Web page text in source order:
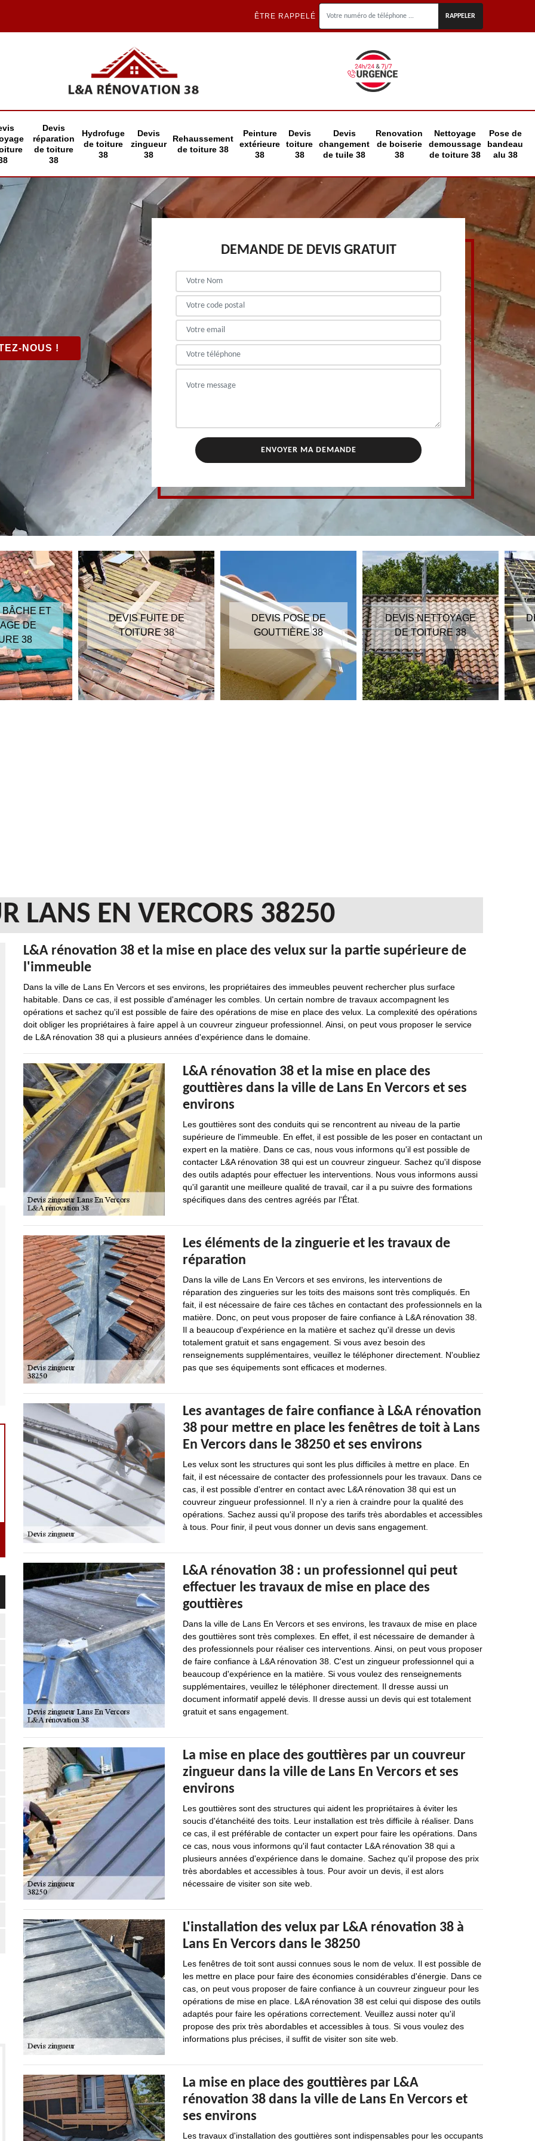
ÊTRE RAPPELÉ
Devis
réparation
de toiture
38
Hydrofuge
de toiture
38
Devis
zingueur
38
Rehaussement
de toiture 38
Peinture
extérieure
38
Devis
toiture
38
Devis
changement
de tuile 38
Renovation
de boiserie
38
Nettoyage
demoussage
de toiture 38
Pose de
bandeau
alu 38
NOUS !
DEMANDE DE DEVIS GRATUIT
BÂCHE ET
DE
38
DEVIS FUITE DE
TOITURE 38
DEVIS POSE DE
GOUTTIÈRE 38
DEVIS NETTOYAGE
DE TOITURE 38
LANS EN VERCORS 38250
L&A rénovation 38 et la mise en place des velux sur la partie supérieure de
l'immeuble
Dans la ville de Lans En Vercors et ses environs, les propriétaires des immeubles peuvent rechercher plus surface
habitable. Dans ce cas, il est possible d'aménager les combles. Un certain nombre de travaux accompagnent les
opérations et sachez qu'il est possible de faire des opérations de mise en place des velux. La complexité des opérations
doit obliger les propriétaires à faire appel à un couvreur zingueur professionnel. Ainsi, on peut vous proposer le service
de L&A rénovation 38 qui a plusieurs années d'expérience dans le domaine.
L&A rénovation 38 et la mise en place des
gouttières dans la ville de Lans En Vercors et ses
environs
Les gouttières sont des conduits qui se rencontrent au niveau de la partie
supérieure de l'immeuble. En effet, il est possible de les poser en contactant un
expert en la matière. Dans ce cas, nous vous informons qu'il est possible de
contacter L&A rénovation 38 qui est un couvreur zingueur. Sachez qu'il dispose
des outils adaptés pour effectuer les interventions. Nous vous informons aussi
qu'il garantit une meilleure qualité de travail, car il a pu suivre des formations
spécifiques dans des centres agréés par l'État.
Les éléments de la zinguerie et les travaux de
réparation
Dans la ville de Lans En Vercors et ses environs, les interventions de
réparation des zingueries sur les toits des maisons sont très compliqués. En
fait, il est nécessaire de faire ces tâches en contactant des professionnels en la
matière. Donc, on peut vous proposer de faire confiance à L&A rénovation 38.
Il a beaucoup d'expérience en la matière et sachez qu'il dresse un devis
totalement gratuit et sans engagement. Si vous avez besoin des
renseignements supplémentaires, veuillez le téléphoner directement. N'oubliez
pas que ses équipements sont efficaces et modernes.
Les avantages de faire confiance à L&A rénovation
38 pour mettre en place les fenêtres de toit à Lans
En Vercors dans le 38250 et ses environs
Les velux sont les structures qui sont les plus difficiles à mettre en place. En
fait, il est nécessaire de contacter des professionnels pour les travaux. Dans ce
cas, il est possible d'entrer en contact avec L&A rénovation 38 qui est un
couvreur zingueur professionnel. Il n'y a rien à craindre pour la qualité des
opérations. Sachez aussi qu'il propose des tarifs très abordables et accessibles
à tous. Pour finir, il peut vous donner un devis sans engagement.
L&A rénovation 38 : un professionnel qui peut
effectuer les travaux de mise en place des
gouttières
Dans la ville de Lans En Vercors et ses environs, les travaux de mise en place
des gouttières sont très complexes. En effet, il est nécessaire de demander à
des professionnels pour réaliser ces interventions. Ainsi, on peut vous proposer
de faire confiance à L&A rénovation 38. C'est un zingueur professionnel qui a
beaucoup d'expérience en la matière. Si vous voulez des renseignements
supplémentaires, veuillez le téléphoner directement. Il dresse aussi un
document informatif appelé devis. Il dresse aussi un devis qui est totalement
gratuit et sans engagement.
La mise en place des gouttières par un couvreur
zingueur dans la ville de Lans En Vercors et ses
environs
Les gouttières sont des structures qui aident les propriétaires à éviter les
soucis d'étanchéité des toits. Leur installation est très difficile à réaliser. Dans
ce cas, il est préférable de contacter un expert pour faire les opérations. Dans
ce cas, nous vous informons qu'il faut contacter L&A rénovation 38 qui a
plusieurs années d'expérience dans le domaine. Sachez qu'il propose des prix
très abordables et accessibles à tous. Pour avoir un devis, il est alors
nécessaire de visiter son site web.
L'installation des velux par L&A rénovation 38 à
Lans En Vercors dans le 38250
Les fenêtres de toit sont aussi connues sous le nom de velux. Il est possible de
les mettre en place pour faire des économies considérables d'énergie. Dans ce
cas, on peut vous proposer de faire confiance à un couvreur zingueur pour les
opérations de mise en place. L&A rénovation 38 est celui qui dispose des outils
adaptés pour faire les opérations correctement. Veuillez aussi noter qu'il
propose des prix très abordables et accessibles à tous. Si vous voulez des
informations plus précises, il suffit de visiter son site web.
La mise en place des gouttières par L&A
rénovation 38 dans la ville de Lans En Vercors et
ses environs
Les travaux d'installation des gouttières sont indispensables pour les occupants